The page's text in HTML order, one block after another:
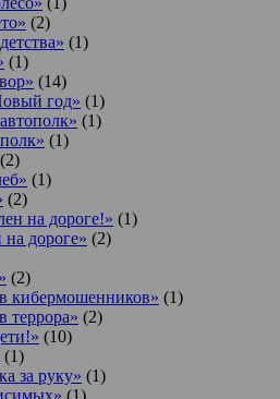
(2)
(1)
(1)
(14)
год» (1)
(1)
(1)
(2)
(1)
(2)
на дороге!» (1)
на дороге» (2)
(2)
кибермошенников» (1)
террора» (2)
(10)
(1)
за руку» (1)